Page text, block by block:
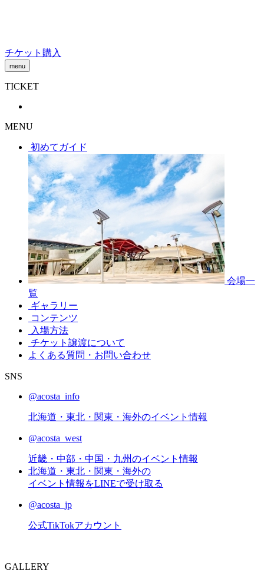
チケット購入
menu
TICKET
MENU
初めてガイド
会場一
覧
ギャラリー
コンテンツ
入場方法
チケット譲渡について
よくある質問・お問い合わせ
SNS
@acosta_info
北海道・東北・関東・海外のイベント情報
@acosta_west
近畿・中部・中国・九州のイベント情報
北海道・東北・関東・海外の
イベント情報をLINEで受け取る
@acosta_jp
公式TikTokアカウント
GALLERY